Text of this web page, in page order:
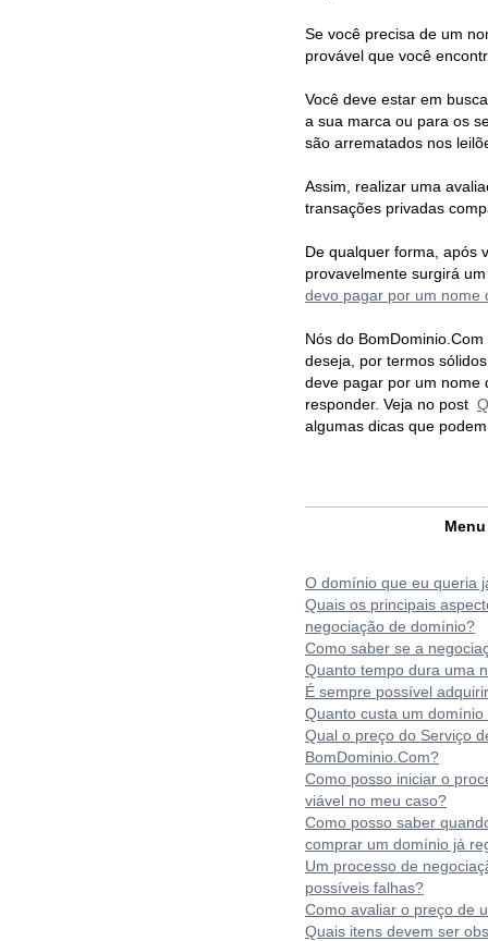
Se você precisa de um
provável que você
Você deve estar em
a sua marca ou para os
são arrematados nos
Assim, realizar uma
transações privadas
De qualquer forma, após
provavelmente surgirá
devo pagar por um nome
Nós do
deseja, por termos
deve pagar por um nome
responder. Veja no post
algumas dicas que
O domínio que eu queria
Quais os principais
negociação de domínio?
Como saber se a
Quanto tempo dura uma
É sempre possível
Quanto custa um
Qual o preço do Serviço
BomDominio.Com?
Como posso iniciar o
viável no meu caso?
Como posso saber
comprar um domínio já
Um processo de
possíveis falhas?
Como avaliar o preço de
Quais itens devem ser